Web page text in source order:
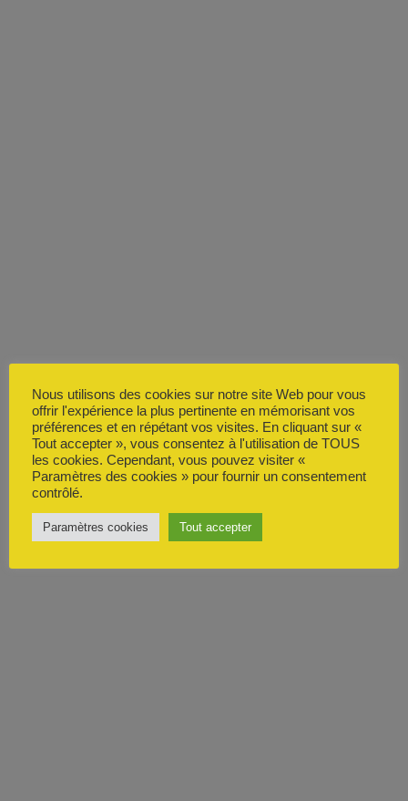
Nous utilisons des cookies sur notre site Web pour vous
offrir l'expérience la plus pertinente en mémorisant vos
préférences et en répétant vos visites. En cliquant sur «
Tout accepter », vous consentez à l'utilisation de TOUS
les cookies. Cependant, vous pouvez visiter «
Paramètres des cookies » pour fournir un consentement
contrôlé.
Paramètres cookies Tout accepter